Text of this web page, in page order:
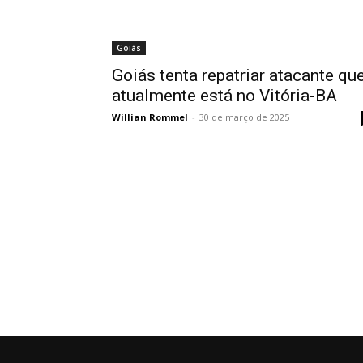
Goiás
Goiás tenta repatriar atacante
atualmente está no Vitória-BA
Willian Rommel - 30 de março de 2025